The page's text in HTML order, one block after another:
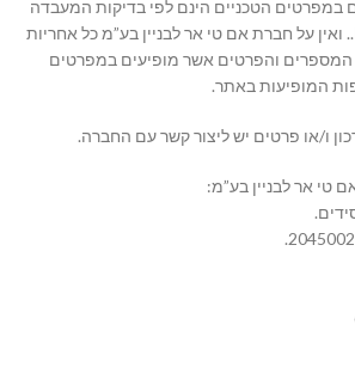
במפרטים הטכניים הינם לפי בדיקות המעבדה
של חברת ISOMAT S.A.. ואין על חברת אם טי אר לבניין בע”מ כל אחריות
המספרים והפרטים אשר מופיעים במפרטים
המופיעות באתר.
ו/או פרטים יש ליצור קשר עם החברה.
טי אר לבניין בע”מ: